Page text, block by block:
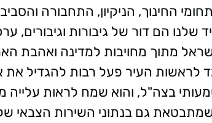
החינוך, הניקיון, התחבורה
שלנו הם דור של גיבורות וגיבורים,
מתוך מחויבות למדינה ואהבת
לראשות העיר פעל רבות להגדיל את
בצה"ל, והוא שמח לראות
גם בנתוני השירות הצבאי של